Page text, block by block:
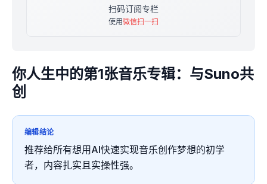
扫码订阅专栏
使用微信扫一扫
你人生中的第1张音乐专辑：与Suno共
创
编辑结论
推荐给所有想用AI快速实现音乐创作梦想的初学
者，内容扎实且实操性强。